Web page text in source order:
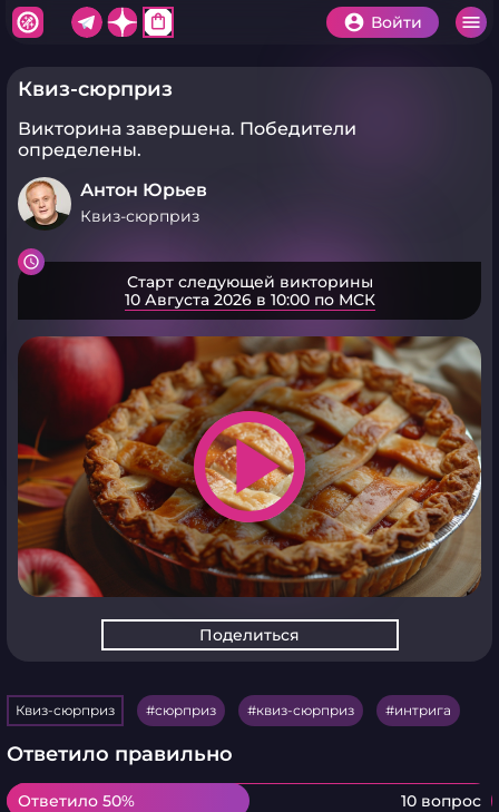
shopping_bag Войти
Квиз-сюрприз
Викторина завершена. Победители
определены.
Антон Юрьев
Квиз-сюрприз
Старт следующей викторины
10 Августа 2026 в 10:00 по МСК
play_arrow
Поделиться
Квиз-сюрприз сюрприз квиз-сюрприз интрига
Ответило правильно
Ответило 50% 10 вопрос
Ответило 50%